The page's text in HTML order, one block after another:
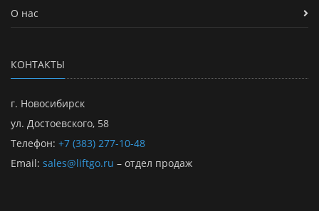
О нас
КОНТАКТЫ
г. Новосибирск
ул. Достоевского, 58
Телефон: +7 (383) 277-10-48
Email: sales@liftgo.ru – отдел продаж